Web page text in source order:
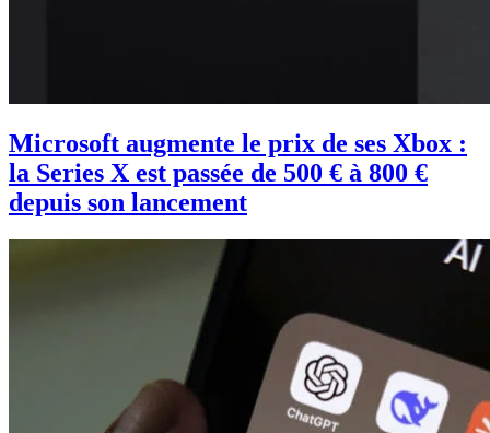
Microsoft augmente le prix de ses Xbox :
la Series X est passée de 500 € à 800 €
depuis son lancement